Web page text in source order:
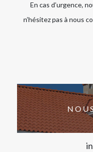
En cas d’urgence,
n’hésitez pas à nous